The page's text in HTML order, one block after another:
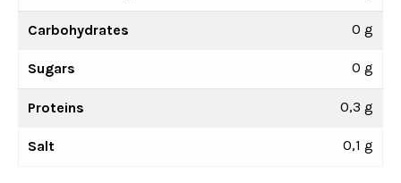
Carbohydrates 0 g
Sugars 0 g
Proteins 0,3 g
Salt 0,1 g